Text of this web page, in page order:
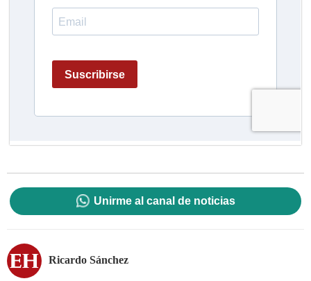
Unirme al canal de noticias
Ricardo Sánchez